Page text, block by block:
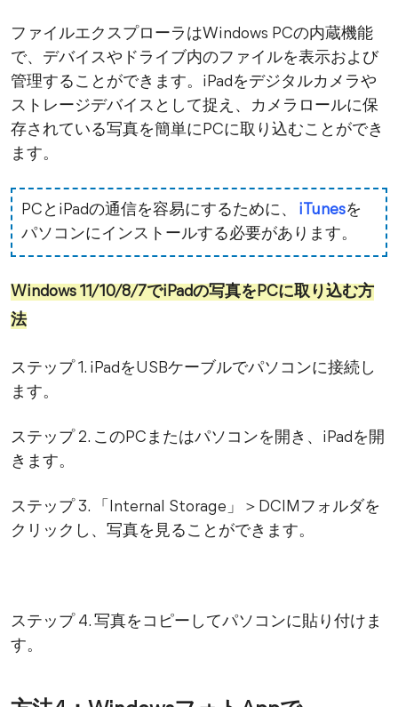
ファイルエクスプローラはWindows PCの内蔵機能
で、デバイスやドライブ内のファイルを表示および
管理することができます。iPadをデジタルカメラや
ストレージデバイスとして捉え、カメラロールに保
存されている写真を簡単にPCに取り込むことができ
ます。
PCとiPadの通信を容易にするために、 iTunesを
パソコンにインストールする必要があります。
Windows 11/10/8/7でiPadの写真をPCに取り込む方
法
ステップ 1. iPadをUSBケーブルでパソコンに接続し
ます。
ステップ 2. このPCまたはパソコンを開き、iPadを開
きます。
ステップ 3. 「Internal Storage」＞DCIMフォルダを
クリックし、写真を見ることができます。
ステップ 4. 写真をコピーしてパソコンに貼り付けま
す。